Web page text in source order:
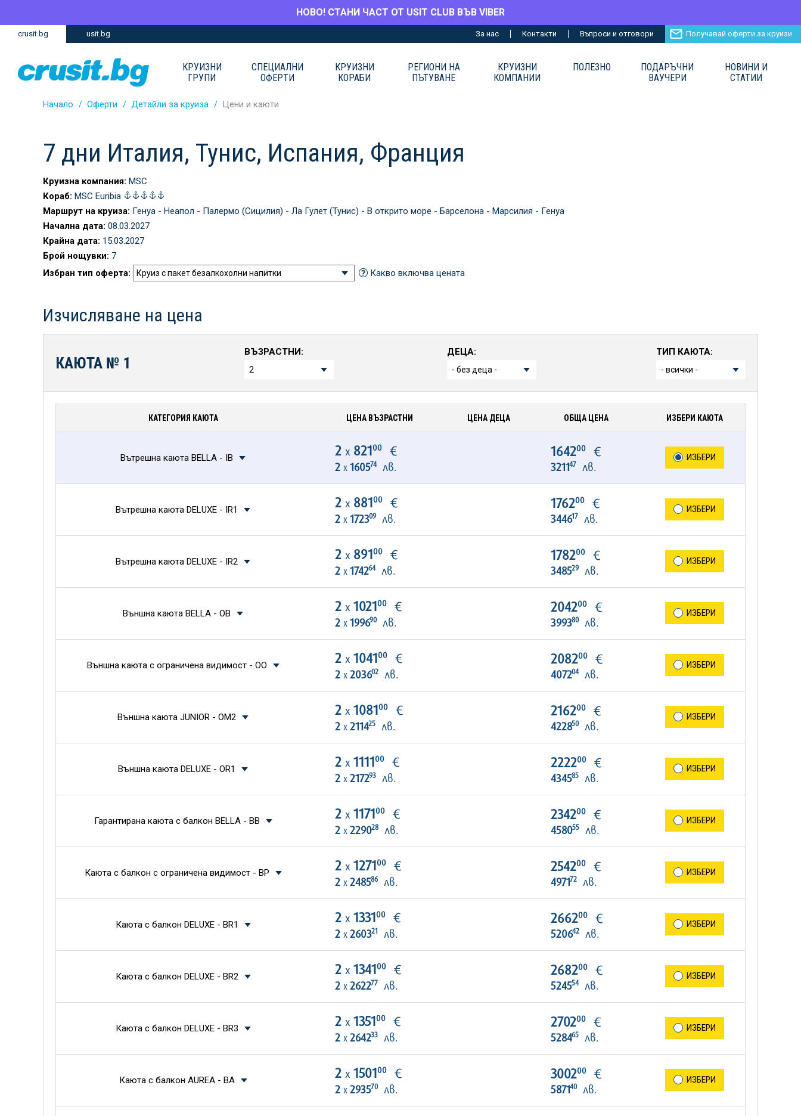
НОВО! СТАНИ ЧАСТ ОТ USIT CLUB ВЪВ VIBER
Премини
съдържание
Премини
crusit.bg usit.bg За нас Контакти Въпроси и отговори Получавай оферти за круизи
КРУИЗНИ
ГРУПИ
СПЕЦИАЛНИ
ОФЕРТИ
КРУИЗНИ
КОРАБИ
РЕГИОНИ НА
ПЪТУВАНЕ
КРУИЗНИ
КОМПАНИИ
ПОЛЕЗНО
ПОДАРЪЧНИ
ВАУЧЕРИ
НОВИНИ И
СТАТИИ
Начало Оферти Детайли за круиза Цени и каюти
7 дни Италия, Тунис, Испания, Франция
Круизна компания: MSC
Кораб: MSC Euribia
Маршрут на круиза: Генуа - Неапол - Палермо (Сицилия) - Ла Гулет (Тунис) - В открито море - Барселона - Марсилия - Генуа
Начална дата: 08.03.2027
Крайна дата: 15.03.2027
Брой нощувки: 7
Избран тип оферта:
Какво включва цената
Изчисляване на цена
КАЮТА № 1
ВЪЗРАСТНИ: ДЕЦА: ТИП КАЮТА:
КАТЕГОРИЯ КАЮТА ЦЕНА ВЪЗРАСТНИ ЦЕНА ДЕЦА ОБЩА ЦЕНА ИЗБЕРИ КАЮТА
Вътрешна каюта BELLA - IB 2 х 82100 €
2 х 160574 лв.
164200€
321147лв.
ИЗБЕРИ
Вътрешна каюта DELUXE - IR1 2 х 88100 €
2 х 172309 лв.
176200€
344617лв.
ИЗБЕРИ
Вътрешна каюта DELUXE - IR2 2 х 89100 €
2 х 174264 лв.
178200€
348529лв.
ИЗБЕРИ
Външна каюта BELLA - OB 2 х 102100 €
2 х 199690лв.
204200€
399380лв.
ИЗБЕРИ
Външна каюта с ограничена видимост - OO 2 х 104100 €
2 х 203602 лв.
208200€
407204лв.
ИЗБЕРИ
Външна каюта JUNIOR - OM2 2 х 108100 €
2 х 211425 лв.
216200€
422850лв.
ИЗБЕРИ
Външна каюта DELUXE - OR1 2 х 111100 €
2 х 217293 лв.
222200€
434585лв.
ИЗБЕРИ
Гарантирана каюта с балкон BELLA - BB 2 х 117100 €
2 х 229028лв.
234200€
458055лв.
ИЗБЕРИ
Каюта с балкон с ограничена видимост - BP 2 х 127100 €
2 х 248586лв.
254200€
497172лв.
ИЗБЕРИ
Каюта с балкон DELUXE - BR1 2 х 133100 €
2 х 260321 лв.
266200€
520642лв.
ИЗБЕРИ
Каюта с балкон DELUXE - BR2 2 х 134100 €
2 х 262277 лв.
268200€
524554лв.
ИЗБЕРИ
Каюта с балкон DELUXE - BR3 2 х 135100 €
2 х 264233 лв.
270200€
528465лв.
ИЗБЕРИ
Каюта с балкон AUREA - BA 2 х 150100 €
2 х 293570лв.
300200€
587140лв.
ИЗБЕРИ